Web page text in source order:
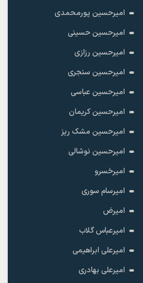
امیرحسین پورمحمدی
امیرحسین حسینی
امیرحسین رزازی
امیرحسین سنجری
امیرحسین عباسی
امیرحسین کریمان
امیرحسین مشک ریز
امیرحسین نوشالی
امیرخسرو
امیرسام سوری
امیرض
امیرعباس گلاب
امیرعلی ابراهیمی
امیرعلی بهادری